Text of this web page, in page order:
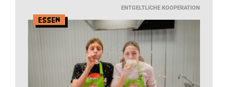
ENTGELTLICHE KOOPERATION
Essen